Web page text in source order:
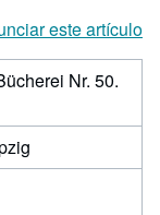
este artículo
Nr. 50.